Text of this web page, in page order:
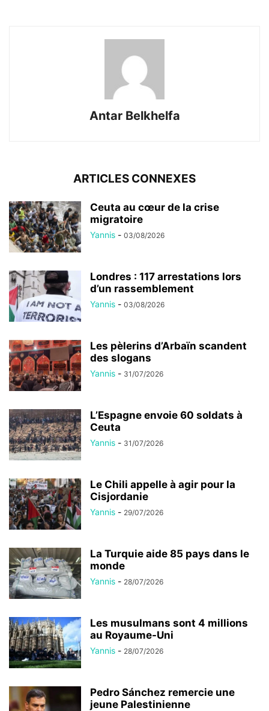
Antar Belkhelfa
ARTICLES CONNEXES
Ceuta au cœur de la crise
migratoire
Yannis - 03/08/2026
Londres : 117 arrestations lors
d’un rassemblement
Yannis - 03/08/2026
Les pèlerins d’Arbaïn scandent
des slogans
Yannis - 31/07/2026
L’Espagne envoie 60 soldats à
Ceuta
Yannis - 31/07/2026
Le Chili appelle à agir pour la
Cisjordanie
Yannis - 29/07/2026
La Turquie aide 85 pays dans le
monde
Yannis - 28/07/2026
Les musulmans sont 4 millions
au Royaume-Uni
Yannis - 28/07/2026
Pedro Sánchez remercie une
jeune Palestinienne